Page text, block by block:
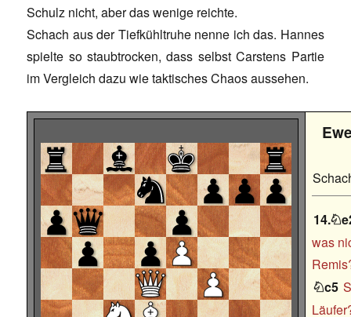
Schulz nicht, aber das wenige reichte.
Schach aus der Tiefkühltruhe nenne ich das. Hannes
spielte so staubtrocken, dass selbst Carstens Partie
im Vergleich dazu wie taktisches Chaos aussehen.
14.
was
c5